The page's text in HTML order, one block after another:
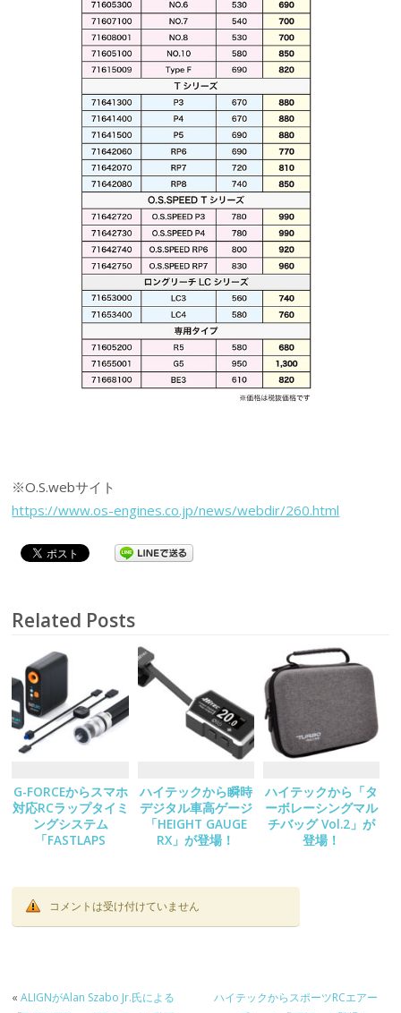
※O.S.webサイト
https://www.os-engines.co.jp/news/webdir/260.html
Related Posts
G-FORCEからスマホ
対応RCラップタイミ
ングシステム
「FASTLAPS
ハイテックから瞬時
デジタル車高ゲージ
「HEIGHT GAUGE
RX」が登場！
ハイテックから「タ
ーボレーシングマル
チバッグ Vol.2」が
登場！
コメントは受け付けていません
«ALIGNがAlan Szabo Jr.氏による
ハイテックからスポーツRCエアー